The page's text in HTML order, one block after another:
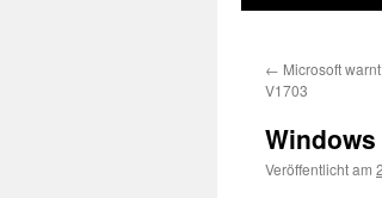
← Microsoft
V1703
Veröffentlicht am